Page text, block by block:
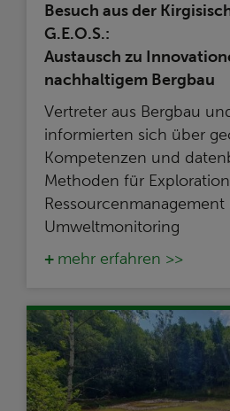
Besuch aus der
G.E.O.S.:
Austausch zu
nachhaltigem Bergbau
Vertreter aus Bergbau
informierten sich über
Kompetenzen und
Methoden für Exploration,
Ressourcenmanagement
Umweltmonitoring
mehr erfahren >>